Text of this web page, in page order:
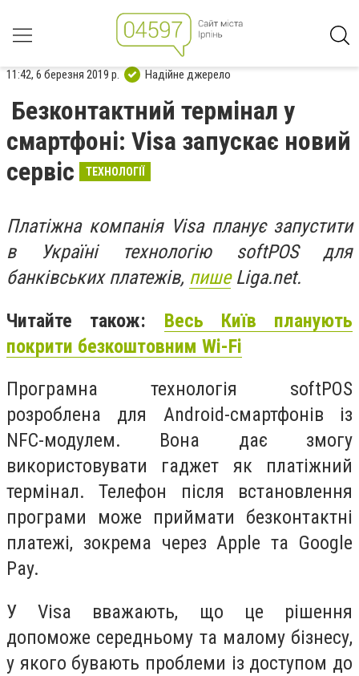
11:42, 6 березня 2019 р. Надійне джерело
Безконтактний термінал у
смартфоні: Visa запускає новий
сервіс
ТЕХНОЛОГІЇ
Платіжна компанія Visa планує запустити
в Україні технологію softPOS для
банківських платежів, пишеLiga.net.
Читайте також: Весь Київ планують
покрити безкоштовним Wi-Fi
Програмна технологія softPOS
розроблена для Android-смартфонів із
NFC-модулем. Вона дає змогу
використовувати гаджет як платіжний
термінал. Телефон після встановлення
програми може приймати безконтактні
платежі, зокрема через Apple та Google
Pay.
У Visa вважають, що це рішення
допоможе середньому та малому бізнесу,
у якого бувають проблеми із доступом до